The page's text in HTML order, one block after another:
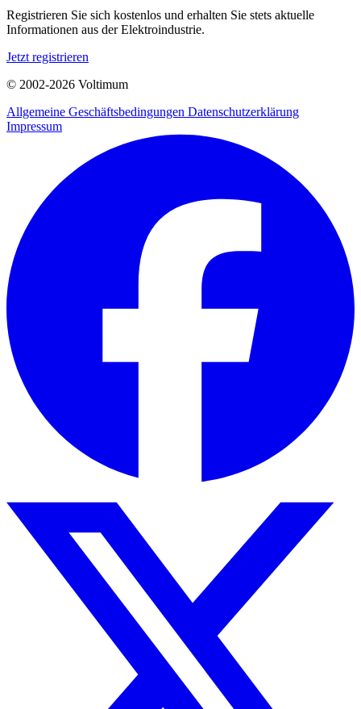
Registrieren Sie sich kostenlos und erhalten Sie stets aktuelle
Informationen aus der Elektroindustrie.
Jetzt registrieren
© 2002-2026 Voltimum
Allgemeine Geschäftsbedingungen Datenschutzerklärung
Impressum